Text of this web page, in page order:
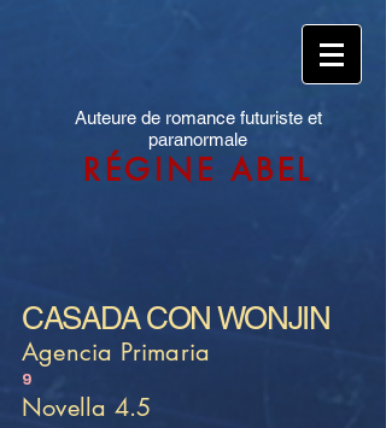
Auteure de romance futuriste et
paranormale
RÉGINE ABEL
CASADA CON WONJIN
Agencia Primaria
9
Novella 4.5